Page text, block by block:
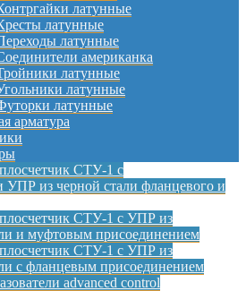
латунные
латунные
латунные
американка
латунные
латунные
латунные
арматура
СТУ-1 с
из черной стали фланцевого и
СТУ-1 с УПР из
и муфтовым присоединением
СТУ-1 с УПР из
с фланцевым присоединением
advanced control